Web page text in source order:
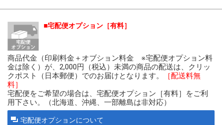
宅配便オプション［有料］
商品代金（印刷料金＋オブション料金 ※宅配便オプション料
金は除く）が、2,000円（税込）未満の商品の配送は、クリッ
クポスト（日本郵便）でのお届けとなります。
［配送料無
料］
宅配便をご希望の場合は、宅配便オプション［有料］をご利
用下さい。（北海道、沖縄、一部離島は非対応）
宅配便オプションについて